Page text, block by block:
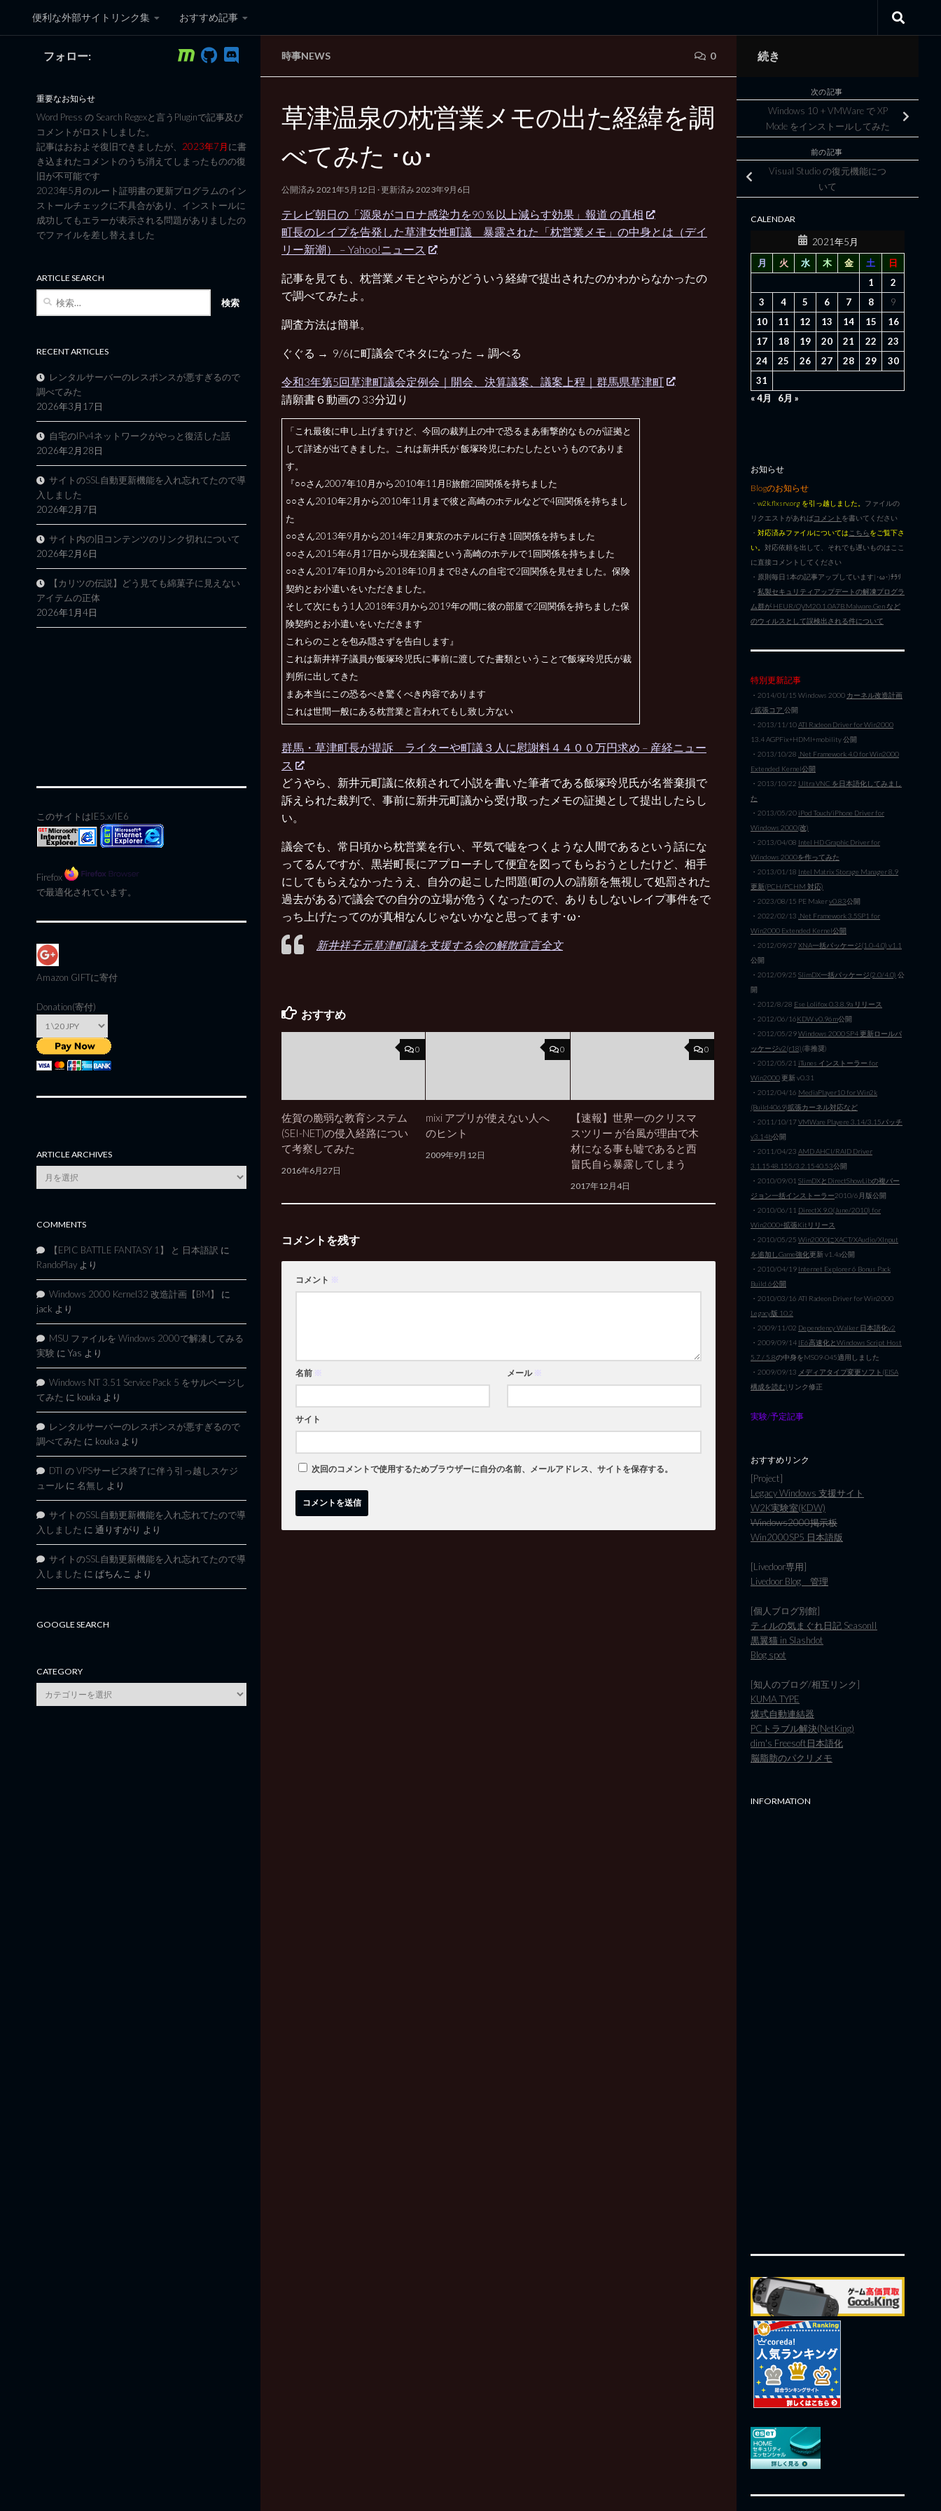
コンテンツへスキップ
便利な外部サイトリンク集 おすすめ記事
黒翼猫のコンピュータ日記 3rd Edition
時事NEWS 0
草津温泉の枕営業メモの出た経緯を調
べてみた ･ω･
公開済み2021年5月12日 · 更新済み2023年9月6日
テレビ朝日の「源泉がコロナ感染力を90％以上減らす効果」報道 の真相
町長のレイプを告発した草津女性町議 暴露された「枕営業メモ」の中身とは（デイ
リー新潮） – Yahoo!ニュース
記事を見ても、枕営業メモとやらがどういう経緯で提出されたのかわからなかったの
で調べてみたよ。
調査方法は簡単。
ぐぐる → 9/6に町議会でネタになった → 調べる
令和3年第5回草津町議会定例会｜開会、決算議案、議案上程｜群馬県草津町
請願書６動画の 33分辺り
「これ最後に申し上げますけど、今回の裁判上の中で恐るまあ衝撃的なものが証拠と
して詳述が出てきました。これは新井氏が 飯塚玲児にわたしたというものでありま
す。
『○○さん2007年10月から2010年11月B旅館2回関係を持ちました
○○さん2010年2月から2010年11月まで彼と高崎のホテルなどで4回関係を持ちまし
た
○○さん2013年9月から2014年2月東京のホテルに行き1回関係を持ちました
○○さん2015年6月17日から現在楽園という高崎のホテルで1回関係を持ちました
○○さん2017年10月から2018年10月までBさんの自宅で2回関係を見せました。保険
契約とお小遣いをいただきました。
そして次にもう1人2018年3月から2019年の間に彼の部屋で2回関係を持ちました保
険契約とお小遣いをいただきます
これらのことを包み隠さずを告白します』
これは新井祥子議員が飯塚玲児氏に事前に渡してた書類ということで飯塚玲児氏が裁
判所に出してきた
まあ本当にこの恐るべき驚くべき内容であります
これは世間一般にある枕営業と言われてもし致し方ない
群馬・草津町長が提訴 ライターや町議３人に慰謝料４４００万円求め – 産経ニュー
ス
どうやら、新井元町議に依頼されて小説を書いた筆者である飯塚玲児氏が名誉棄損で
訴えられた裁判で、事前に新井元町議から受け取ったメモの証拠として提出したらし
い。
議会でも、常日頃から枕営業を行い、平気で嘘をつくような人間であるという話にな
ってるんですが、黒岩町長にアプローチして便宜を図ってもらおうとしたけど、相手
にしてもらえなかったうえ、自分の起こした問題(町の人の請願を無視して処罰された
過去がある)で議会での自分の立場が危うくなったので、ありもしないレイプ事件をで
っち上げたってのが真相なんじゃないかなと思ってます･ω･
新井祥子元草津町議を支援する会の解散宣言全文
おすすめ
0
佐賀の脆弱な教育システム
(SEI-NET)の侵入経路につい
て考察してみた
2016年6月27日
0
mixi アプリが使えない人へ
のヒント
2009年9月12日
0
【速報】世界一のクリスマ
スツリー が台風が理由で木
材になる事も嘘であると西
畠氏自ら暴露してしまう
2017年12月4日
コメントを残す
コメント ※
名前 ※ メール ※
サイト
次回のコメントで使用するためブラウザーに自分の名前、メールアドレス、サイトを保存する。
フォロー:
重要なお知らせ
Word Press の Search Regexと言うPluginで記事及び
コメントがロストしました。
記事はおおよそ復旧できましたが、 2023年7月に書
き込まれたコメントのうち消えてしまったものの復
旧が不可能です
2023年5月のルート証明書の更新プログラムのイン
ストールチェックに不具合があり、インストールに
成功してもエラーが表示される問題がありましたの
でファイルを差し替えました
ARTICLE SEARCH
RECENT ARTICLES
レンタルサーバーのレスポンスが悪すぎるので
調べてみた
2026年3月17日
自宅のIPv4ネットワークがやっと復活した話
2026年2月28日
サイトのSSL自動更新機能を入れ忘れてたので導
入しました
2026年2月7日
サイト内の旧コンテンツのリンク切れについて
2026年2月6日
【カリツの伝説】どう見ても綿菓子に見えない
アイテムの正体
2026年1月4日
このサイトはIE5.x/IE6
Firefox
で最適化されています。
Amazon GIFTに寄付
Donation(寄付)
ARTICLE ARCHIVES
Article
Archives
COMMENTS
【EPIC BATTLE FANTASY 1】 と 日本語訳 に
RandoPlay より
Windows 2000 Kernel32 改造計画【BM】
に
jack より
MSU ファイルを Windows 2000で解凍してみる
実験 に Yas より
Windows NT 3.51 Service Pack 5 をサルベージし
てみた に kouka より
レンタルサーバーのレスポンスが悪すぎるので
調べてみた に kouka より
DTI の VPSサービス終了に伴う引っ越しスケジ
ュール に 名無し より
サイトのSSL自動更新機能を入れ忘れてたので導
入しました に 通りすがり より
サイトのSSL自動更新機能を入れ忘れてたので導
入しました に ぱちんこ より
GOOGLE SEARCH
CATEGORY
category
続き
次の記事
Windows 10 + VMWare で XP
Mode をインストールしてみた
前の記事
Visual Studio の復元機能につ
いて
CALENDAR
2021年5月
月
火 水 木 金 土
日
1
2
3
4 5 6 7 8
9
10
11 12 13 14 15
16
17
18 19 20 21 22
23
24
25 26 27 28 29
30
31
« 4月
6月 »
お知らせ
Blogのお知らせ
・ w2k.flxsrv.org を引っ越しました。 ファイルの
リクエストがあればコメント を書いてください
・ 対応済みファイルについては こちらをご覧下さ
い。 対応依頼を出して、それでも遅いものはここ
に直接コメントしてください
・原則毎日1本の記事アップしています|･ω･)ﾁﾗﾘ
・ 私製セキュリティアップデートの解凍プログラ
ム群が HEUR/QVM20.1.0A7B.Malware.Gen など
のウィルスとして誤検出される件について
特別更新記事
・2014/01/15 Windows 2000 カーネル改造計画
/ 拡張コア 公開
・2013/11/10ATI Radeon Driver for Win2000
13.4 AGPFix+HDMI+mobility 公開
・2013/10/28 .Net Framework 4.0 for Win2000
Extended Kernel公開
・2013/10/22 Ultra VNC を日本語化してみまし
た
・2013/05/20 iPod Touch/iPhone Driver for
Windows 2000(改)
・2013/04/08 Intel HD Graphic Driver for
Windows 2000を作ってみた
・2013/01/18 Intel Matrix Storage Manager 8.9
更新(PCH/PCHM 対応)
・2023/08/15 PE Makerv0.83公開
・2022/02/13 .Net Framework 3.5SP1 for
Win2000 Extended Kernel公開
・2012/09/27XNA一括パッケージ(1.0-4.0) v1.1
公開
・2012/09/25 SlimDX一括パッケージ(2.0/4.0) 公
開
・2012/8/28 Ese Lolifox 0.3.8.9a リリース
・2012/06/16KDW v0.96m公開
・2012/05/29Windows 2000 SP4 更新ロールパ
ッケージv2(r18)(非推奨)
・2012/05/21 iTunes インストーラー for
Win2000更新 v0.31
・2012/04/16 MediaPlayer10 for Win2k
(Build4069)拡張カーネル対応など
・2011/10/17VMWare Playere 3.14/3.15パッチ
v3.14b公開
・2011/04/23 AMD AHCI/RAID Driver
3.1.1548.155/3.2.1540.53公開
・2010/09/01 SlimDXとDirectShowLibの複バー
ジョン一括インストーラー2010/6月版公開
・2010/06/11 DirectX 9.0(June/2010) for
Win2000+拡張Kitリリース
・2010/05/25 Win2000にXACT/XAudio/XInput
を追加しGame強化更新 v1.4a公開
・2010/04/19 Internet Explorer 6 Bonus Pack
Build 6公開
・2010/03/16 ATI Radeon Driver for Win2000
Legacy版 10.2
・2009/11/02 Dependency Walker 日本語化v2
・2009/09/14 IE6高速化とWindows Script Host
5.7 / 5.8の中身をMS09-045適用しました
・2009/09/13 メディアタイプ変更ソフト(EISA
構成を読む) リンク修正
実験/予定記事
おすすめリンク
[Project]
Legacy Windows 支援サイト
W2K実験室(KDW)
Windows2000掲示板
Win2000SP5 日本語版
[Livedoor専用]
Livedoor Blog 管理
[個人ブログ別館]
ティルの気まぐれ日記 SeasonII
黒翼猫 in Slashdot
Blog spot
[知人のブログ/相互リンク]
KUMA TYPE
煤式自動連結器
PCトラブル解決(NetKing)
dim's Freesoft日本語化
脳脂肪のパクリメモ
INFORMATION